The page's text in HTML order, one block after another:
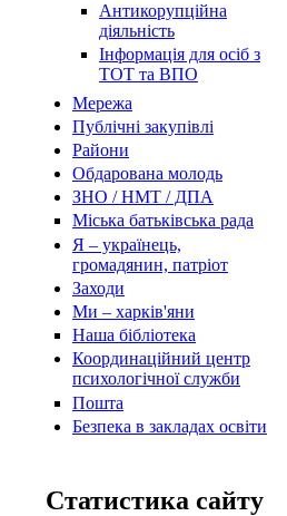
Антикорупційна
діяльність
Інформація для осіб з
ТОТ та ВПО
Мережа
Публічні закупівлі
Райони
Обдарована молодь
ЗНО / НМТ / ДПА
Міська батьківська рада
Я – українець,
громадянин, патріот
Заходи
Ми – харків'яни
Наша бібліотека
Координаційний центр
психологічної служби
Пошта
Безпека в закладах освіти
Статистика сайту